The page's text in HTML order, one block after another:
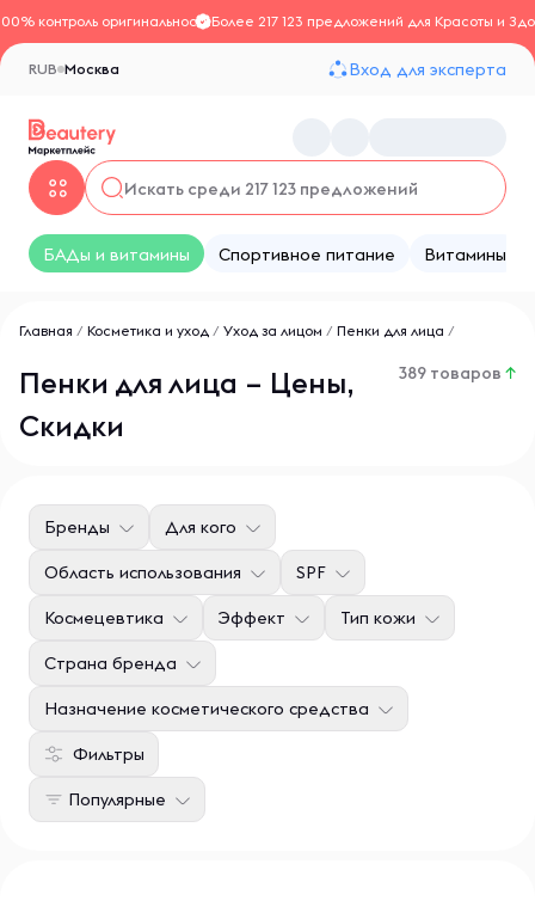
контроль оригинальностиБолее 217 123 предложений для Красоты и
Москва
RUB Вход для эксперта
БАДы и витамины Спортивное питание Витамины
Главная / Косметика и уход / Уход за лицом / Пенки для лица /
Пенки для лица – Цены,
Скидки
389 товаров ↑
Фильтры
Бренды Для кого
Область использования SPF
Космецевтика Эффект Тип кожи
Страна бренда
Назначение косметического средства
Популярные